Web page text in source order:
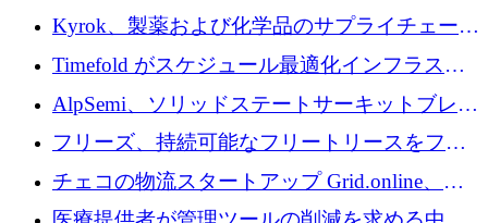
を拡張するために 1,750 万ユーロを投資
Kyrok、製薬および化学品のサプライチェーン
に AI を導入するために 310 万ユーロを確保
Timefold がスケジュール最適化インフラスト
ラクチャを拡張するためにシリーズ A で
1,300 万ドルを調達
AlpSemi、ソリッドステートサーキットブレー
カー技術の進歩のために1,700万ユーロを調達
フリーズ、持続可能なフリートリースをフラ
ンス全土に拡大するために1,300万ユーロを確
保
チェコの物流スタートアップ Grid.online、配
送量が 1 年で 10 倍に増加し、400 万ユーロの